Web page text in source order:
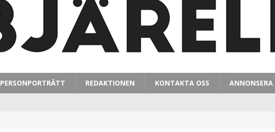
PERSONPORTRÄTT REDAKTIONEN KONTAKTA OSS ANNONSERA